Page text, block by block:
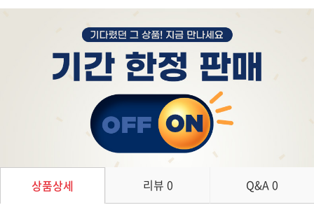
상품상세 리뷰 0 Q&A0